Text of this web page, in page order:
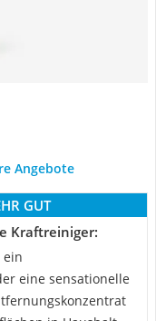
Angebote
GUT
Kraftreiniger:
ein
eine sensationelle